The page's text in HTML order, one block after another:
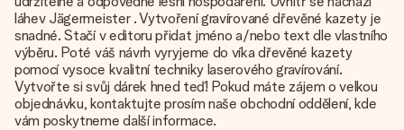
láhev Jägermeister . Vytvoření gravírované dřevěné kazety je
snadné. Stačí v editoru přidat jméno a/nebo text dle vlastního
výběru. Poté váš návrh vyryjeme do víka dřevěné kazety
pomocí vysoce kvalitní techniky laserového gravírování.
Vytvořte si svůj dárek hned teď! Pokud máte zájem o velkou
objednávku, kontaktujte prosím naše obchodní oddělení, kde
vám poskytneme další informace.